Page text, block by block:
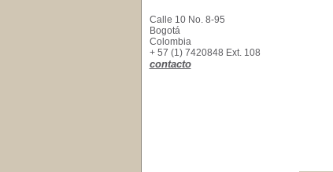
Calle 10 No. 8-95
Bogotá
Colombia
+ 57 (1) 7420848 Ext. 108
contacto